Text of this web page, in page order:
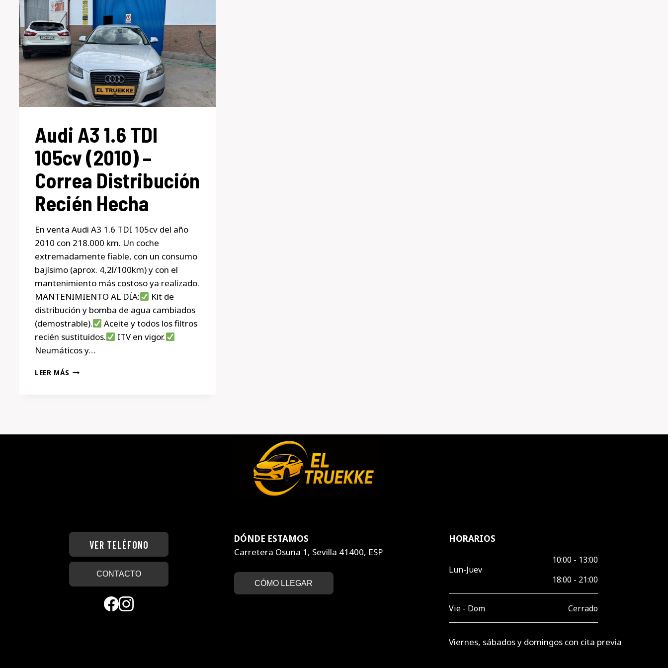
Audi A3 1.6 TDI
105cv (2010) –
Correa Distribución
Recién Hecha
En venta Audi A3 1.6 TDI 105cv del año
2010 con 218.000 km. Un coche
extremadamente fiable, con un consumo
bajísimo (aprox. 4,2l/100km) y con el
mantenimiento más costoso ya realizado.
MANTENIMIENTO AL DÍA:
Kit de
distribución y bomba de agua cambiados
(demostrable).
Aceite y todos los filtros
recién sustituidos.
ITV en vigor.
Neumáticos y…
LEER MÁS AUDI
–
VER TELÉFONO
CONTACTO
DÓNDE ESTAMOS
Carretera Osuna 1, Sevilla 41400, ESP
CÓMO LLEGAR
HORARIOS
Lun-Juev
10:00 - 13:00
18:00 - 21:00
Vie - Dom Cerrado
Viernes, sábados y domingos con cita previa